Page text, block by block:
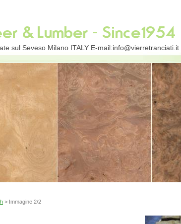
sul Seveso Milano ITALY E-mail:info@vierretranciati.it
> Immagine 2/2